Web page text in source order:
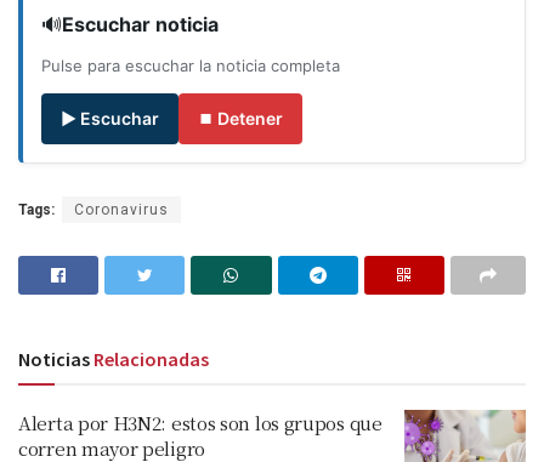
🔊Escuchar noticia
Pulse para escuchar la noticia completa
▶ Escuchar ⏹ Detener
Tags: Coronavirus
Noticias Relacionadas
Alerta por H3N2: estos son los grupos que
corren mayor peligro